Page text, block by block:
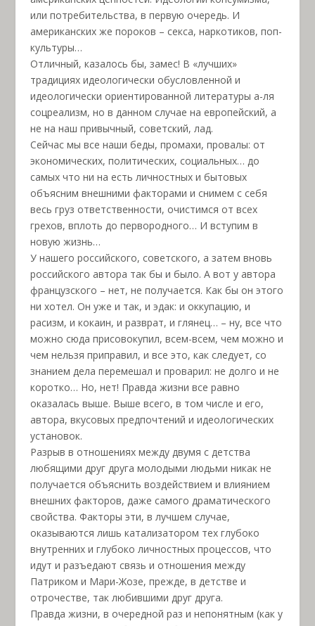
или потребительства, в первую очередь. И
американских же пороков – секса, наркотиков, поп-
культуры…
Отличный, казалось бы, замес! В «лучших»
традициях идеологически обусловленной и
идеологически ориентированной литературы а-ля
соцреализм, но в данном случае на европейский, а
не на наш привычный, советский, лад.
Сейчас мы все наши беды, промахи, провалы: от
экономических, политических, социальных… до
самых что ни на есть личностных и бытовых
объясним внешними факторами и снимем с себя
весь груз ответственности, очистимся от всех
грехов, вплоть до первородного… И вступим в
новую жизнь…
У нашего российского, советского, а затем вновь
российского автора так бы и было. А вот у автора
французского – нет, не получается. Как бы он этого
ни хотел. Он уже и так, и эдак: и оккупацию, и
расизм, и кокаин, и разврат, и глянец… – ну, все что
можно сюда присовокупил, всем-всем, чем можно и
чем нельзя приправил, и все это, как следует, со
знанием дела перемешал и проварил: не долго и не
коротко… Но, нет! Правда жизни все равно
оказалась выше. Выше всего, в том числе и его,
автора, вкусовых предпочтений и идеологических
установок.
Разрыв в отношениях между двумя с детства
любящими друг друга молодыми людьми никак не
получается объяснить воздействием и влиянием
внешних факторов, даже самого драматического
свойства. Факторы эти, в лучшем случае,
оказываются лишь катализатором тех глубоко
внутренних и глубоко личностных процессов, что
идут и разъедают связь и отношения между
Патриком и Мари-Жозе, прежде, в детстве и
отрочестве, так любившими друг друга.
Правда жизни, в очередной раз и непонятным (как у